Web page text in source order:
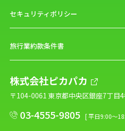
セキュリティポリシー
旅行業約款条件書
株式会社ピカパカ
〒104-0061 東京都中央区銀座7丁目
03-4555-9805 [ 平日9:00～